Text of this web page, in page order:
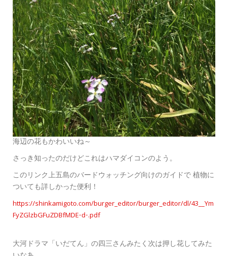
海辺の花もかわいいね～
さっき知ったのだけどこれはハマダイコンのよう。
このリンク上五島のバードウォッチング向けのガイドで 植物に
ついても詳しかった便利！
https://shinkamigoto.com/burger_editor/burger_editor/dl/43__Ym
FyZGlzbGFuZDBfMDE-d-.pdf
大河ドラマ「いだてん」の四三さんみたく次は押し花してみた